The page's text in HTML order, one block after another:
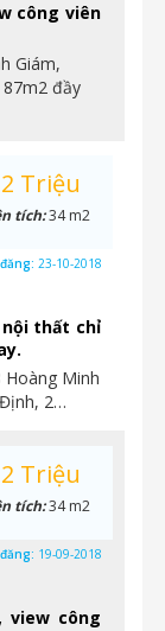
công viên
Giám,
đầy
thất chỉ
Hoàng Minh
2…
Triệu
tích:34 m2
23-10-2018
view công
Triệu
tích:34 m2
19-09-2018